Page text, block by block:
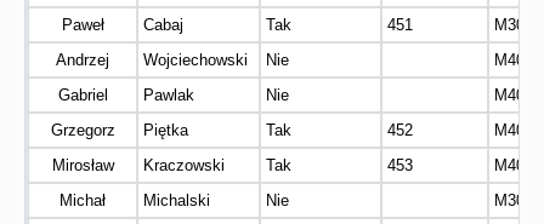
Paweł
Cabaj Tak 451
M30
Andrzej
Wojciechowski Nie
M40
Gabriel
Pawlak Nie
M40
Grzegorz
Piętka Tak 452
M40
Mirosław
Kraczowski Tak 453
M40
Michał
Michalski Nie
M30